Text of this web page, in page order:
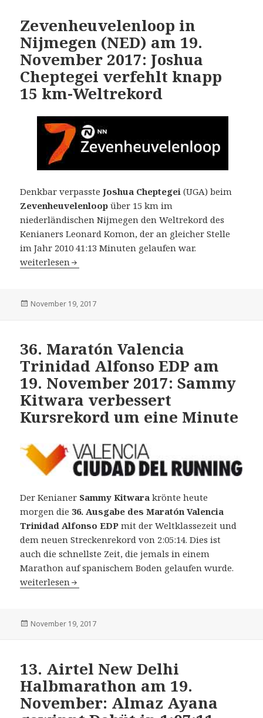
Zevenheuvelenloop in
Nijmegen (NED) am 19.
November 2017: Joshua
Cheptegei verfehlt knapp
15 km-Weltrekord
Denkbar verpassteJoshua Cheptegei (UGA) beim
Zevenheuvelenloop über 15 km im
niederländischen Nijmegen den Weltrekord des
Kenianers Leonard Komon, der an gleicher Stelle
im Jahr 2010 41:13 Minuten gelaufen war.
Zevenheuvelenloop in Nijmegen (NED) am 19.
weiterlesen
Veröffentlicht
November 19, 2017
36. Maratón Valencia
Trinidad Alfonso EDP am
19. November 2017: Sammy
Kitwara verbessert
Kursrekord um eine Minute
Der Kenianer Sammy Kitwara krönte heute
morgen die 36. Ausgabe des Maratón Valencia
Trinidad Alfonso EDP mit der Weltklassezeit und
dem neuen Streckenrekord von 2:05:14. Dies ist
auch die schnellste Zeit, die jemals in einem
Marathon auf spanischem Boden gelaufen wurde.
36. Maratón Valencia Trinidad Alfonso EDP am 19.
weiterlesen
Veröffentlicht
November 19, 2017
13. Airtel New Delhi
Halbmarathon am 19.
November: Almaz Ayana